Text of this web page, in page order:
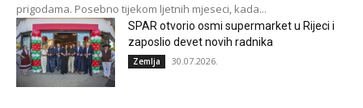
prigodama. Posebno tijekom ljetnih mjeseci, kada...
SPAR otvorio osmi supermarket u Rijeci i
zaposlio devet novih radnika
Zemlja 30.07.2026.